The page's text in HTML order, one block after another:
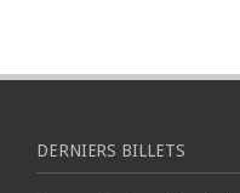
DERNIERS BILLETS